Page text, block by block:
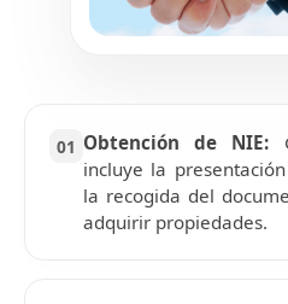
01 Obtención de NIE:
incluye la
la recogida del
adquirir propiedades.